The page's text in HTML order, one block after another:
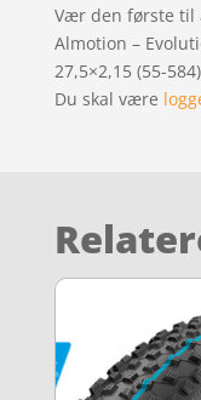
Vær den første til
Almotion –
27,5×2,15 (55-
Du skal være